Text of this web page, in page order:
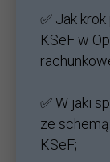
✅ Jak
KSeF w
✅ W jaki
ze
KSeF;